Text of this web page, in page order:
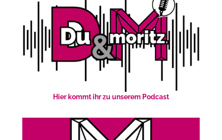
Hier kommt ihr zu unserem Podcast